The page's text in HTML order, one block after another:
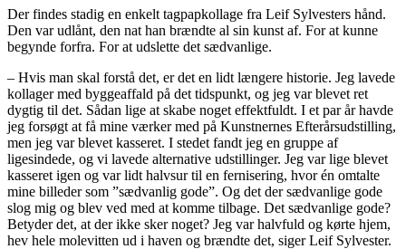
Der findes stadig en enkelt tagpapkollage fra Leif Sylvesters hånd.
Den var udlånt, den nat han brændte al sin kunst af. For at kunne
begynde forfra. For at udslette det sædvanlige.
– Hvis man skal forstå det, er det en lidt længere historie. Jeg lavede
kollager med byggeaffald på det tidspunkt, og jeg var blevet ret
dygtig til det. Sådan lige at skabe noget effektfuldt. I et par år havde
jeg forsøgt at få mine værker med på Kunstnernes Efterårsudstilling,
men jeg var blevet kasseret. I stedet fandt jeg en gruppe af
ligesindede, og vi lavede alternative udstillinger. Jeg var lige blevet
kasseret igen og var lidt halvsur til en fernisering, hvor én omtalte
mine billeder som ”sædvanlig gode”. Og det der sædvanlige gode
slog mig og blev ved med at komme tilbage. Det sædvanlige gode?
Betyder det, at der ikke sker noget? Jeg var halvfuld og kørte hjem,
hev hele molevitten ud i haven og brændte det, siger Leif Sylvester.